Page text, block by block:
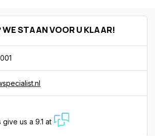
WE STAAN VOOR U KLAAR!
give us a 9.1 at